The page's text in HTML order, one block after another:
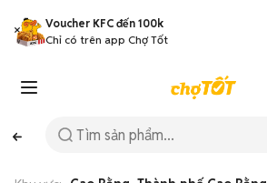
Voucher KFC đến 100k
Chỉ có trên app Chợ Tốt